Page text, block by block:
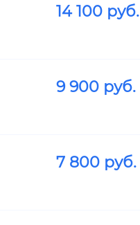
14 100руб.
9 900руб.
7 800руб.